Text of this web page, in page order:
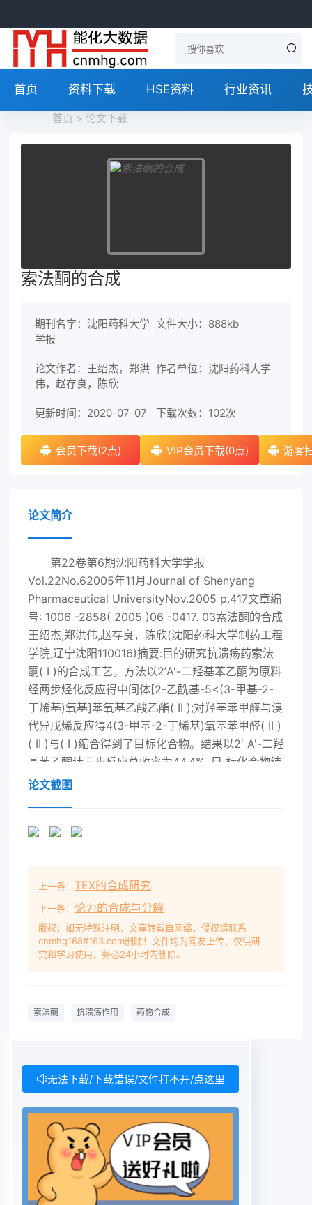
首页 资料下载 HSE资料 行业资讯
首页 > 论文下载
索法酮的合成
期刊名字：沈阳药科大学
学报
文件大小：888kb
论文作者：王绍杰，郑洪
伟，赵存良，陈欣
作者单位：沈阳药科大学
更新时间：2020-07-07 下载次数： 102次
会员下载(2点) VIP会员下载(0点) 游客
论文简介
第22卷第6期沈阳药科大学学报
Vol.22No.62005年11月Journal of Shenyang
Pharmaceutical UniversityNov.2005 p.417文章编
号: 1006 -2858( 2005 )06 -0417. 03索法酮的合成
王绍杰,郑洪伟,赵存良，陈欣(沈阳药科大学制药工程
学院,辽宁沈阳110016)摘要:目的研究抗溃疡药索法
酮( I )的合成工艺。方法以2’A'-二羟基苯乙酮为原料
经两步烃化反应得中间体[2-乙酰基-5<(3-甲基-2-
丁烯基)氧基]苯氧基乙酸乙酯( II );对羟基苯甲醛与溴
代异戊烯反应得4(3-甲基-2-丁烯基)氧基苯甲醛( II )
( II )与( I )缩合得到了目标化合物。结果以2' A'-二羟
基苯乙酮计三步反应总收率为44.4% ,目 标化合物结
构经核磁共振氢谱、质谱确证。结论该法原料易得、
号:R914文献标识码: A索法酮sofalcone )化学名为
基]苯本品具有较好的临床应用价值12]。文献[ 3 ]报
基-1-氧代-2-丙烯基苯氧基]乙酸，为一种胃黏膜道
了索法酮的合成方法:以对羟基苯甲醛为原料,保护剂
和组织修复剂，可用于胃溃疡、急慢性胃炎通过与溴
代异戊烯烃化得到4-(3-甲基-2-丁烯的治疗,由日本
过扩张胃黏膜血管,增分别与溴代异戊烯和溴乙酸乙
酸乙分解酶从而增加胃内前列腺素含量等药理作用,
酯二者缩合得到目标产物总收率为41.2%。作发挥出
较强的抗溃疡、胃黏膜保护和促进胃黏膜者采用此路
线,并对合成工艺进行改进得到索法修复作用。另外,
本品对幽门螺旋杆菌有较强的酮总收率为44.4%合成
路线见图1。COCH30HOCHCOOC2HsK2CO3 ,
acetoneBrCH2COOC2Hs，KOH+
BrCH2CH=C(CH)2acetone
论文截图
上一条： TEX的合成研究
下一条： 论力的合成与分解
版权：如无特殊注明，文章转载自网络，侵权请联系
cnmhg168#163.com删除！文件均为网友上传，仅供研
究和学习使用，务必24小时内删除。
索法酮 抗溃疡作用 药物合成
无法下载/下载错误/文件打不开/点这里